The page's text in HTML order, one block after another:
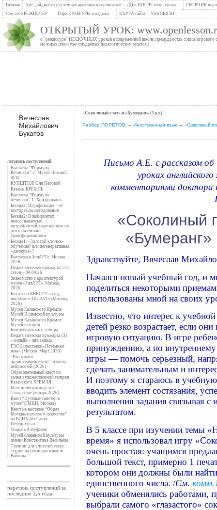
Главная Арт-дайджесты различных выставок и вернисажей ДО и ПОСЛЕ откр. урока
СБОРНИК
Сам себе РЕЖИССЁР
Парк КУЛЬТУРЫ и отдыха КАРТА сайта Узел СВЯЗИ
ОТКРЫТЫЙ УРОК:
о "режиссуре" НЕСКУЧНЫХ уроков в современной школе, премудростях социо/игрового
молодых, так и уже умудрёных педагогическим опытом)
Вячеслав
Михайлович
Букатов
летопись поступлений
Выставка “Формулы
Вечности”:2: Музей. Зимний
путь
КУНШТЮК Оли Пеговой
Казань. КРЕМЛЬ
Выставка “Формулы
вечности”:1: Холодильник
Беседа3: Игрофикация – от
восторга до негодования
Беседа2: В лабиринтах
неосознаваемых
потребностей, окружённых их
осознаваемыми
трансформациями
Беседа1: «Золотой ключик»
обучения? или дегенеративная
«движуха»?
Выставка в ЗилАРТе, Москва
2026
Педагогическая прожарка, 3-й
сезон – 04.04.26
Знакомство с архитектурой
музея «ЗилАРТ». Москва,
2026
Буклет по КВЕСТУ на худ.
выставке в ЗИЛАРТе (Москва,
2026)
Музеи Казанского Кремля:
Музей Исламской культуры
Музеи Казанского Кремля:
Музей истории
Благовещенского собора
Педагогическая прожарка (3)
– онлайн – лит. запись
ГЭС-2: выставка «Нетёмные
века» (Москва, Март 2026)
“Расскажи о
драмогерменевтике”: ответы
нейросетей (2026)
Образовательный квест по
залам художественной галереи
Казанского КРЕМЛЯ
Методическая неделя в
Татарстане (январь 2026)
Квест “Путевые заметки в
музее”(ГМИИ, Москва)
Квест на выставке “Образ
Москвы в русском искусстве”
на ВДНХ (из Санкт-
Петербурга)
Усадьба Алтуфьево
Музей славянской культуры
имени Константина Васильева
Тренинг для учителей театр.
студий на семинаре в школе
Райкина
перечень поступлений за
последние 2,5 года
«Соколиный глаз» и «Бумеранг» (5 кл.)
Разбор ПОЛЁТОВ → Иностранный язык → «Соколиный
Письмо А.Е. с рассказом об
уроках
комментариями доктора
«Соколиный
«Бумеранг»
Здравствуйте, Вячеслав
Начался новый учебный год, и
поделиться некоторыми
использованы мной на своих
Известно, что интерес к
детей резко возрастает, если
игровую ситуацию. В игре
принуждению, а по
игры — помочь серьезный,
сделать занимательным и
И поэтому я стараюсь в учебную
вводить элемент состязания,
выполнения задания связывая с
результатом.
В 5 классе при изучении темы
время» я использовал игру
очень простая: учащимся
большой текст, примерно 1
котором они должны были
единственного числа. /См.
ученики обменялись работами,
выбрали самого «глазастого»